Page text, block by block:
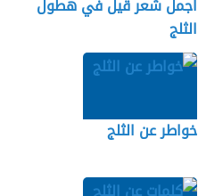
اجمل شعر قيل في هطول
الثلج
خواطر عن الثلج